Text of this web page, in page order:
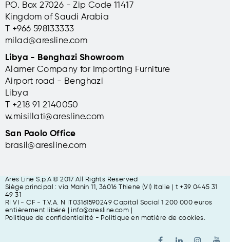
PO. Box 27026 - Zip Code 11417
Kingdom of Saudi Arabia
T +966 598133333
milad@aresline.com
Libya - Benghazi Showroom
Alamer Company for Importing Furniture
Airport road - Benghazi
Libya
T +218 91 2140050
w.misillati@aresline.com
San Paolo Office
brasil@aresline.com
Ares Line S.p.A © 2017 All Rights Reserved
Siège principal : via Manin 11, 36016 Thiene (VI) Italie | t +39 0445 31
49 31
RI VI - CF - T.V.A. N IT03161590249 Capital Social 1 200 000 euros
entièrement libéré | info@aresline.com |
Politique de confidentialité - Politique en matière de cookies.